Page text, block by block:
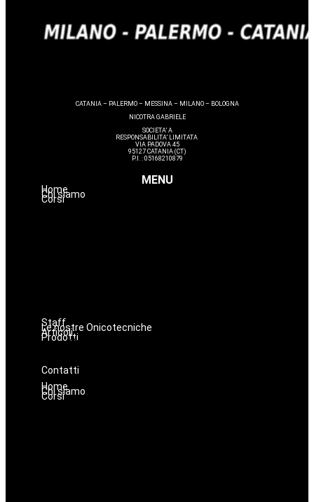
CATANIA – PALERMO – MESSINA – MILANO – BOLOGNA
NICOTRA GABRIELE
SOCIETA’ A
RESPONSABILITA’ LIMITATA
VIA PADOVA 45
95127 CATANIA (CT)
P.I. : 05168210879
MENU
Home
Chi siamo
Corsi
Staff
Le nostre Onicotecniche
Articoli
ProdottiOniconails
Prodotti per ricostruzione unghie
Contatti
Home
Chi siamo
Corsi